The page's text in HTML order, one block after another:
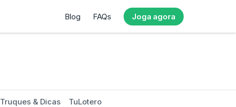
Blog FAQs Joga agora
Truques & Dicas TuLotero